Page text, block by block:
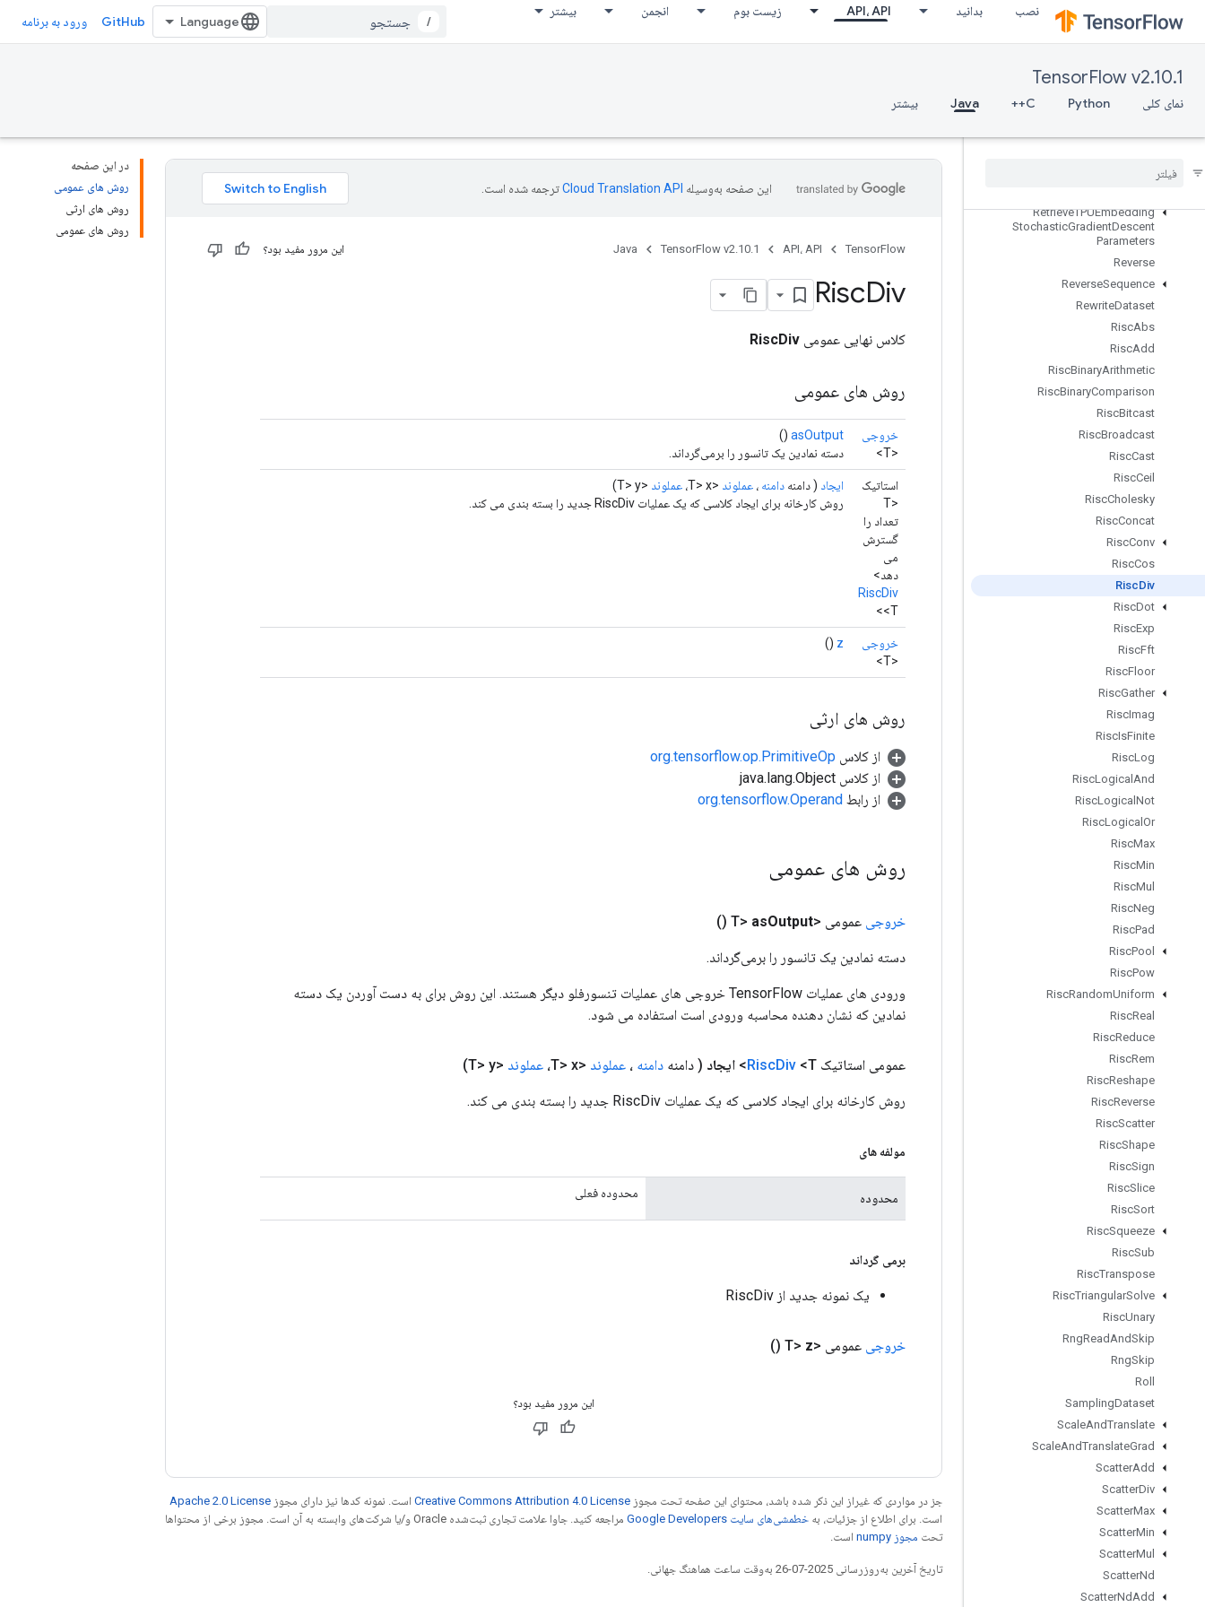
نصب بدانید API، API زیست بوم انجمن بیشتر
/
GitHub ورود به برنامه
TensorFlow v2.10.1
نمای کلی Python
C++
Java بیشتر
RetrieveTPUEmbeddingCenteredRMSPropParameters
RetrieveTPUEmbeddingFTRLParameters
RetrieveTPUEmbeddingMDLAdagradLightParameters
RetrieveTPUEmbeddingMomentumParameters
RetrieveTPUEmbeddingProximal
RetrieveTPUEmbedding
StochasticGradientDescent
Parameters
Reverse
ReverseSequence
RewriteDataset
RiscAbs
RiscAdd
RiscBinaryArithmetic
RiscBinaryComparison
RiscBitcast
RiscBroadcast
RiscCast
RiscCeil
RiscCholesky
RiscConcat
RiscConv
RiscCos
RiscDiv
RiscDot
RiscExp
RiscFft
RiscFloor
RiscGather
RiscImag
RiscIsFinite
RiscLog
RiscLogical And
RiscLogical Not
RiscLogical Or
RiscMax
RiscMin
RiscMul
RiscNeg
RiscPad
RiscPool
RiscPow
RiscRandomUniform
RiscReal
RiscReduce
RiscRem
RiscReshape
RiscReverse
RiscScatter
RiscShape
RiscSign
RiscSlice
RiscSort
RiscSqueeze
RiscSub
RiscTranspose
RiscTriangularSolve
RiscUnary
RngReadAndSkip
RngSkip
Roll
SamplingDataset
ScaleAndTranslate
ScaleAndTranslateGrad
ScatterAdd
ScatterDiv
ScatterMax
ScatterMin
ScatterMul
ScatterNd
ScatterNdAdd
در این صفحه
روش های عمومی
روش های ارثی
روش های عمومی
این صفحه به‌وسیله ترجمه شده است.
TensorFlow API، API TensorFlow v2.10.1
Java این مرور مفید بود؟
RiscDiv
کلاس نهایی عمومی RiscDiv
روش های عمومی
خروجی
<T>
asOutput
()
دسته نمادین یک تانسور را برمی‌گرداند.
استاتیک
<T
تعداد را
گسترش
می
دهد>
RiscDiv
<T>
ایجاد ( دامنه دامنه ، عملوند <T> x، عملوند <T> y)
روش کارخانه برای ایجاد کلاسی که یک عملیات RiscDiv جدید را بسته بندی می کند.
خروجی
<T>
z
()
روش های ارثی
از کلاس org.tensorflow.op.PrimitiveOp
از کلاس java.lang.Object
از رابط org.tensorflow.Operand
روش های عمومی
خروجی عمومی <T> asOutput
()
دسته نمادین یک تانسور را برمی‌گرداند.
ورودی های عملیات TensorFlow خروجی های عملیات تنسورفلو دیگر هستند. این روش برای به دست آوردن یک دسته
نمادین که نشان دهنده محاسبه ورودی است استفاده می شود.
عمومی استاتیک RiscDiv <T> ایجاد ( دامنه دامنه ، عملوند <T> x، عملوند <T> y)
روش کارخانه برای ایجاد کلاسی که یک عملیات RiscDiv جدید را بسته بندی می کند.
مولفه های
محدوده محدوده فعلی
برمی گرداند
یک نمونه جدید از RiscDiv
خروجی عمومی <T>z
()
این مرور مفید بود؟
جز در مواردی که غیراز این ذکر شده باشد، محتوای این صفحه تحت مجوز Creative Commons Attribution 4.0 License است. نمونه کدها نیز دارای مجوز Apache 2.0 License
است. برای اطلاع از جزئیات، به خطمشی‌های سایت Google Developers‏
مراجعه کنید. جاوا علامت تجاری ثبت‌شده Oracle و/یا شرکت‌های وابسته به آن است. مجوز برخی از محتواها
تحت مجوز numpy‏ است.
تاریخ آخرین به‌روزرسانی 2025-07-26 به‌وقت ساعت هماهنگ جهانی.